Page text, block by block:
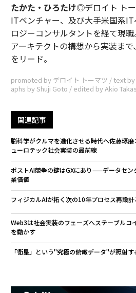
たかた・ひろたけ◎デロイト ト
ITベンチャー、及び大手米国系
ロジーコンサルタントを経て現
アーキテクトの構想から実装ま
をリード。
promoted by デロイト トーマツ / text
aphs by Shuji Goto / edited by Akio
関連記事
脳科学がクルマを進化させる時代へ――佐藤琢
ューロテック社会実装の最前線
ポストAI競争の鍵はGXにあり——データセン
業価値
フィジカルAIが拓く次の10年――プロセス再設
Web3は社会実装のフェーズへ――ステーブル
を動かす
「衛星」という"究極の俯瞰データ"が照射